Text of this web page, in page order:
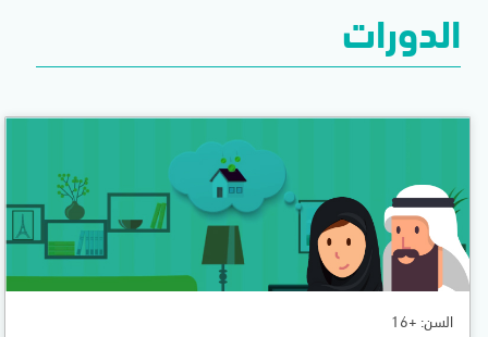
الدورات
السن: +16